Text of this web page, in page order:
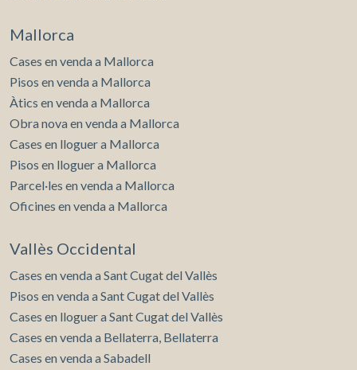
Mallorca
Cases en venda a Mallorca
Pisos en venda a Mallorca
Àtics en venda a Mallorca
Obra nova en venda a Mallorca
Cases en lloguer a Mallorca
Pisos en lloguer a Mallorca
Parcel·les en venda a Mallorca
Oficines en venda a Mallorca
Vallès Occidental
Cases en venda a Sant Cugat del Vallès
Pisos en venda a Sant Cugat del Vallès
Cases en lloguer a Sant Cugat del Vallès
Cases en venda a Bellaterra, Bellaterra
Cases en venda a Sabadell